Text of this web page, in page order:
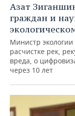
Азат
граждан и
Министр
расчистке рек,
вреда, о
через 10 лет